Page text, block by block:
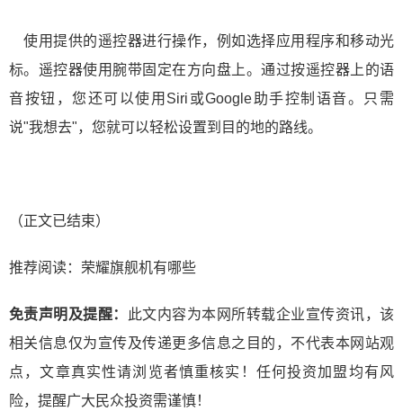
使用提供的遥控器进行操作，例如选择应用程序和移动光
标。遥控器使用腕带固定在方向盘上。通过按遥控器上的语
音按钮，您还可以使用Siri或Google助手控制语音。只需
说"我想去"，您就可以轻松设置到目的地的路线。
（正文已结束）
推荐阅读： 荣耀旗舰机有哪些
免责声明及提醒：
此文内容为本网所转载企业宣传资讯，该
相关信息仅为宣传及传递更多信息之目的，不代表本网站观
点，文章真实性请浏览者慎重核实！任何投资加盟均有风
险，提醒广大民众投资需谨慎！